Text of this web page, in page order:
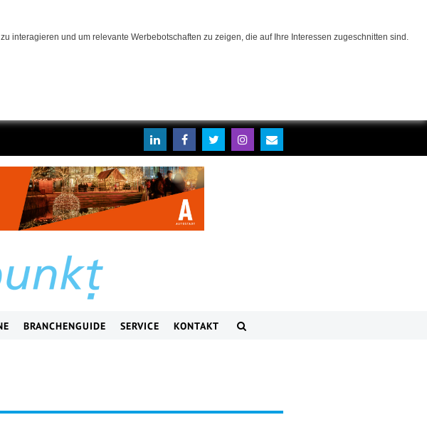
interagieren und um relevante Werbebotschaften zu zeigen, die auf Ihre Interessen zugeschnitten sind.
BRANCHENGUIDE SERVICE KONTAKT